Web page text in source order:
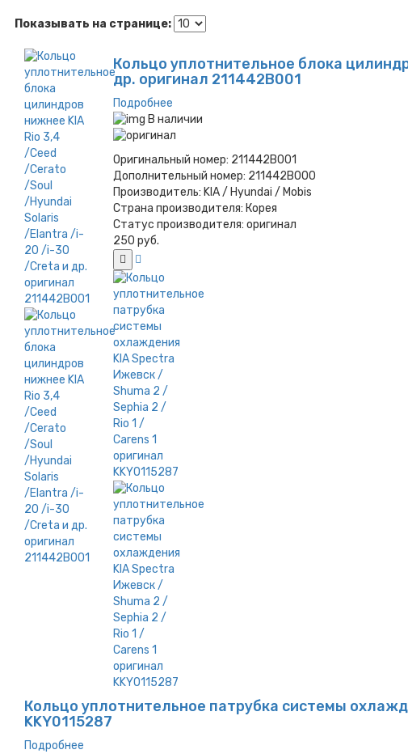
Показывать на странице:
Кольцо уплотнительное блока
др. оригинал 211442B001
Подробнее
В наличии
Оригинальный номер: 211442B001
Дополнительный номер: 211442B000
Производитель: KIA / Hyundai / Mobis
Страна производителя: Корея
Статус производителя: оригинал
250 руб.
Кольцо уплотнительное патрубка системы
KKY0115287
Подробнее